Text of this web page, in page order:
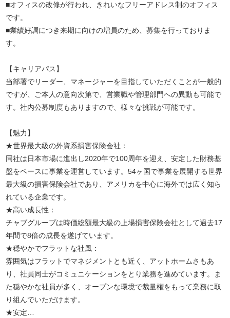
■オフィスの改修が行われ、きれいなフリーアドレス制のオフィス
です。
■業績好調につき来期に向けの増員のため、募集を行っておりま
す。
【キャリアパス】
当部署でリーダー、マネージャーを目指していただくことが一般的
ですが、ご本人の意向次第で、営業職や管理部門への異動も可能で
す。社内公募制度もありますので、様々な挑戦が可能です。
【魅力】
★世界最大級の外資系損害保険会社：
同社は日本市場に進出し2020年で100周年を迎え、安定した財務基
盤をベースに事業を運営しています。54ヶ国で事業を展開する世界
最大級の損害保険会社であり、アメリカを中心に海外では広く知ら
れている企業です。
★高い成長性：
チャブグループは時価総額最大級の上場損害保険会社として過去17
年間で8倍の成長を遂げています。
★穏やかでフラットな社風：
雰囲気はフラットでマネジメントとも近く、アットホームさもあ
り、社員同士がコミュニケーションをとり業務を進めています。ま
た穏やかな社員が多く、オープンな環境で裁量権をもって業務に取
り組んでいただけます。
★安定…